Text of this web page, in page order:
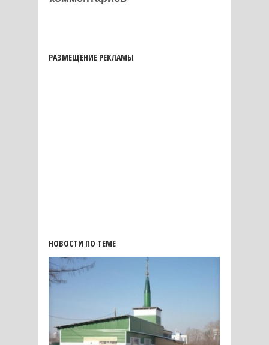
РАЗМЕЩЕНИЕ РЕКЛАМЫ
НОВОСТИ ПО ТЕМЕ